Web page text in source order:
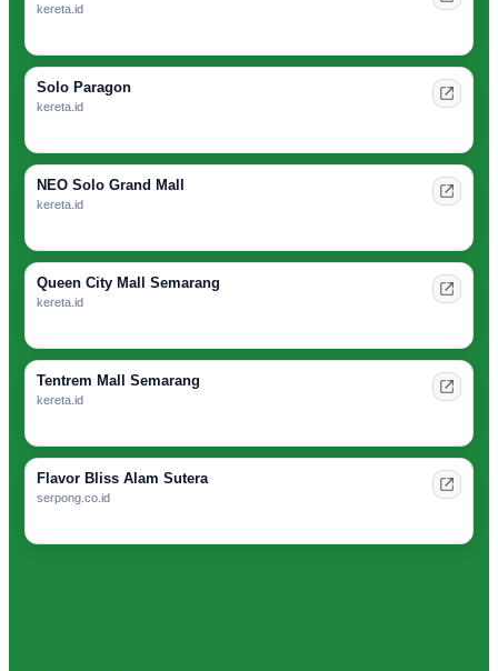
kereta.id
Solo Paragon
kereta.id
NEO Solo Grand Mall
kereta.id
Queen City Mall Semarang
kereta.id
Tentrem Mall Semarang
kereta.id
Flavor Bliss Alam Sutera
serpong.co.id